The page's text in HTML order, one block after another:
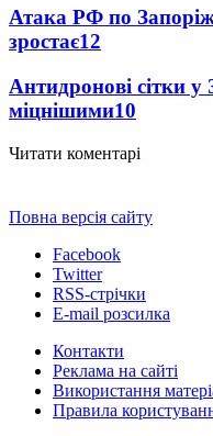
Атака РФ по
зростає12
Антидронові сітки у
міцнішими10
Читати коментарі
Повна версія сайту
Facebook
Twitter
RSS-стрічки
E-mail розсилка
Контакти
Реклама на сайті
Використання
Правила